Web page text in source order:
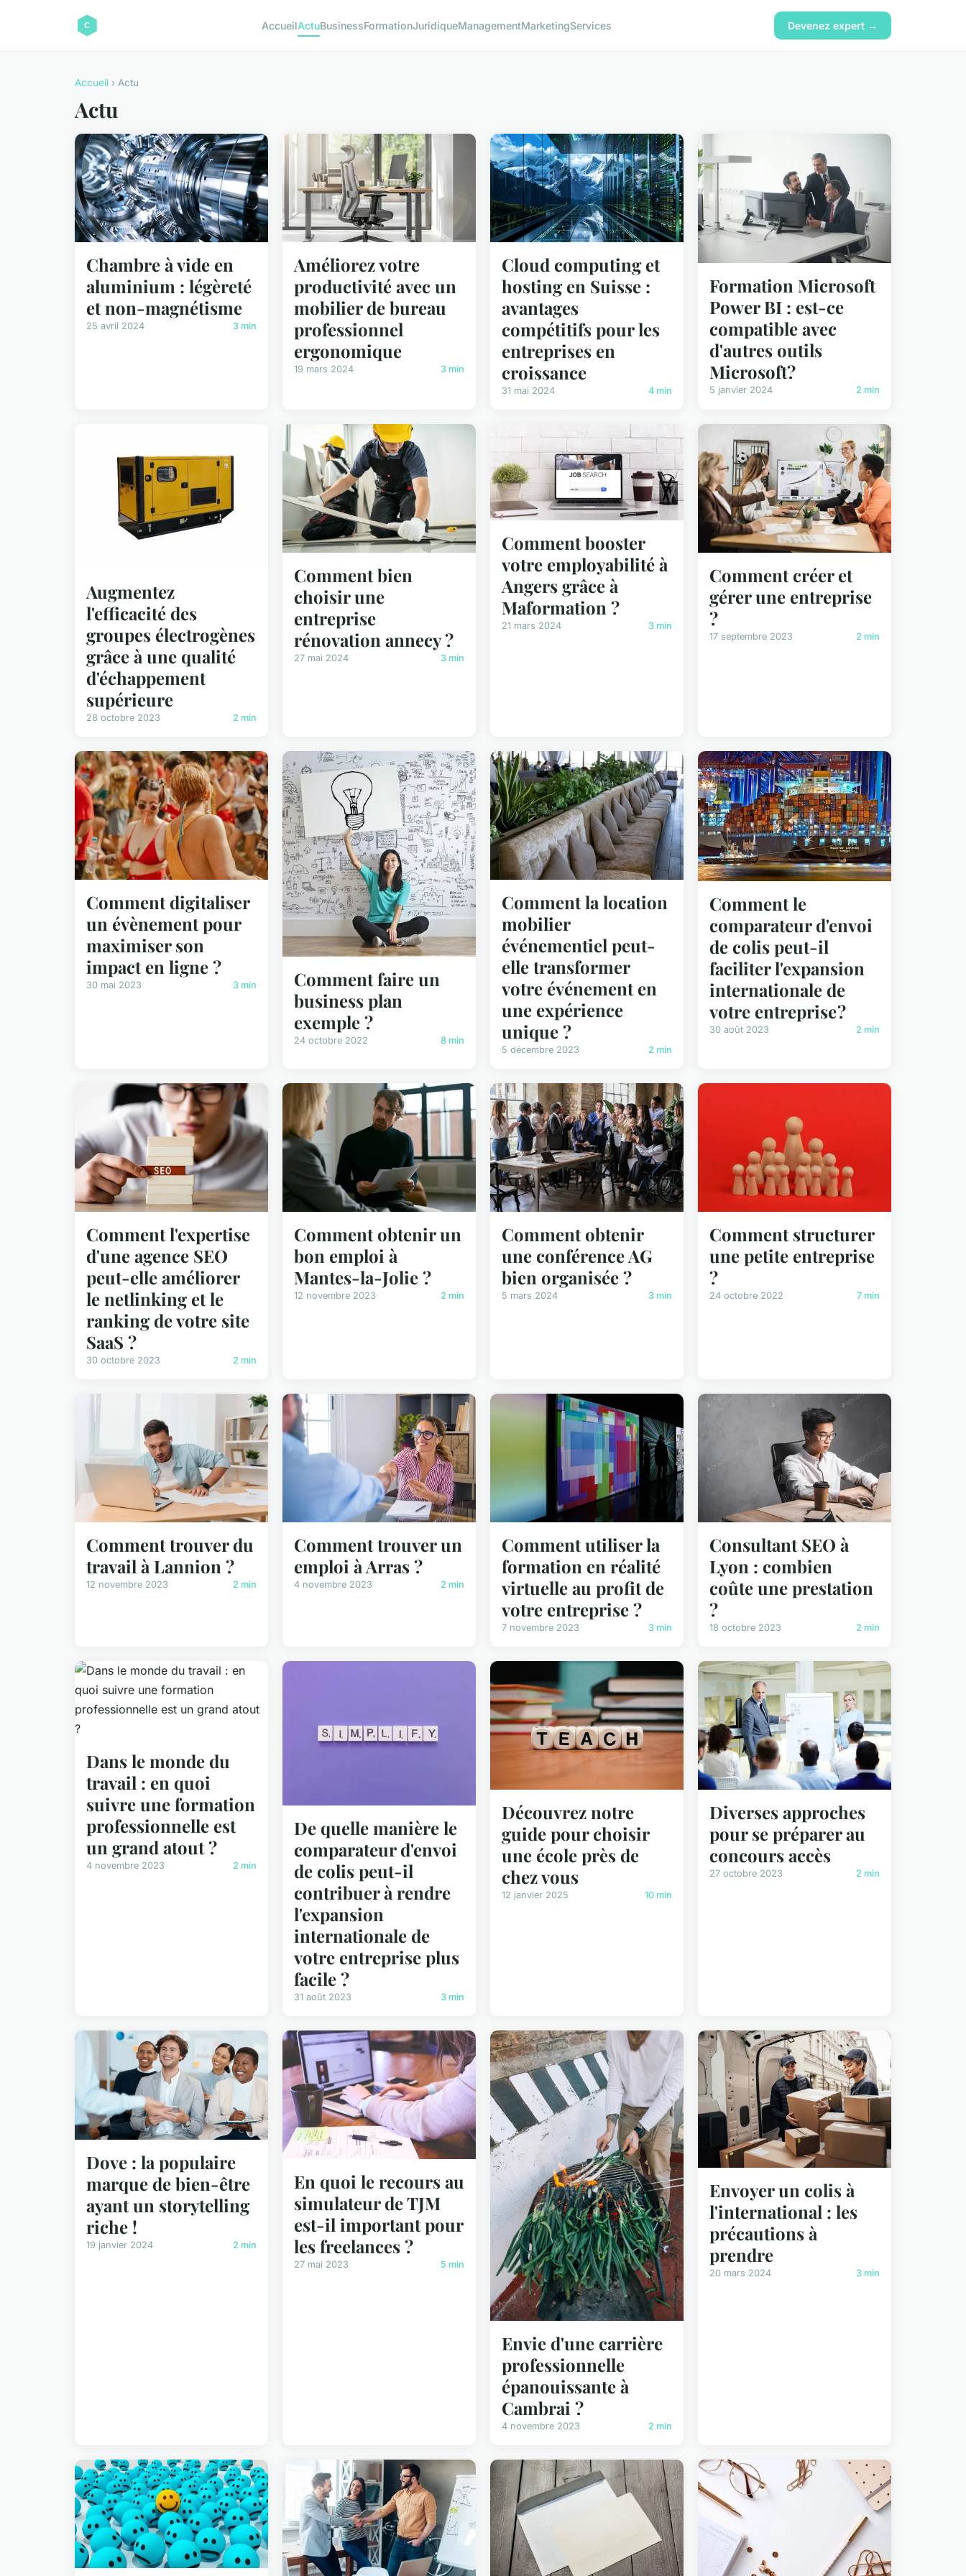
AccueilActuBusinessFormationJuridiqueManagementMarketingServices Devenez expert →
Accueil › Actu
Actu
Chambre à vide en
aluminium : légèreté
et non-magnétisme
25 avril 2024 3 min
Améliorez votre
productivité avec un
mobilier de bureau
professionnel
ergonomique
19 mars 2024 3 min
Cloud computing et
hosting en Suisse :
avantages
compétitifs pour les
entreprises en
croissance
31 mai 2024 4 min
Formation Microsoft
Power BI : est-ce
compatible avec
d'autres outils
Microsoft?
5 janvier 2024 2 min
Augmentez
l'efficacité des
groupes électrogènes
grâce à une qualité
d'échappement
supérieure
28 octobre 2023 2 min
Comment bien
choisir une
entreprise
rénovation annecy ?
27 mai 2024 3 min
Comment booster
votre employabilité à
Angers grâce à
Maformation ?
21 mars 2024 3 min
Comment créer et
gérer une entreprise
?
17 septembre 2023 2 min
Comment digitaliser
un évènement pour
maximiser son
impact en ligne ?
30 mai 2023 3 min
Comment faire un
business plan
exemple ?
24 octobre 2022 8 min
Comment la location
mobilier
événementiel peut-
elle transformer
votre événement en
une expérience
unique ?
5 décembre 2023 2 min
Comment le
comparateur d'envoi
de colis peut-il
faciliter l'expansion
internationale de
votre entreprise ?
30 août 2023 2 min
Comment l'expertise
d'une agence SEO
peut-elle améliorer
le netlinking et le
ranking de votre site
SaaS ?
30 octobre 2023 2 min
Comment obtenir un
bon emploi à
Mantes-la-Jolie ?
12 novembre 2023 2 min
Comment obtenir
une conférence AG
bien organisée ?
5 mars 2024 3 min
Comment structurer
une petite entreprise
?
24 octobre 2022 7 min
Comment trouver du
travail à Lannion ?
12 novembre 2023 2 min
Comment trouver un
emploi à Arras ?
4 novembre 2023 2 min
Comment utiliser la
formation en réalité
virtuelle au profit de
votre entreprise ?
7 novembre 2023 3 min
Consultant SEO à
Lyon : combien
coûte une prestation
?
18 octobre 2023 2 min
Dans le monde du
travail : en quoi
suivre une formation
professionnelle est
un grand atout ?
4 novembre 2023 2 min
De quelle manière le
comparateur d'envoi
de colis peut-il
contribuer à rendre
l'expansion
internationale de
votre entreprise plus
facile ?
31 août 2023 3 min
Découvrez notre
guide pour choisir
une école près de
chez vous
12 janvier 2025 10 min
Diverses approches
pour se préparer au
concours accès
27 octobre 2023 2 min
Dove : la populaire
marque de bien-être
ayant un storytelling
riche !
19 janvier 2024 2 min
En quoi le recours au
simulateur de TJM
est-il important pour
les freelances ?
27 mai 2023 5 min
Envie d'une carrière
professionnelle
épanouissante à
Cambrai ?
4 novembre 2023 2 min
Envoyer un colis à
l'international : les
précautions à
prendre
20 mars 2024 3 min